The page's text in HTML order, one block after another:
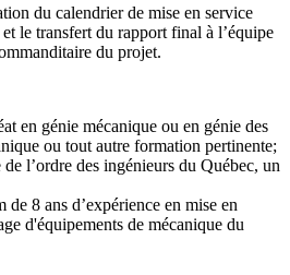
du calendrier de mise en service
le transfert du rapport final à l’équipe
du projet.
en génie mécanique ou en génie des
ou tout autre formation pertinente;
l’ordre des ingénieurs du Québec, un
de 8 ans d’expérience en mise en
d'équipements de mécanique du